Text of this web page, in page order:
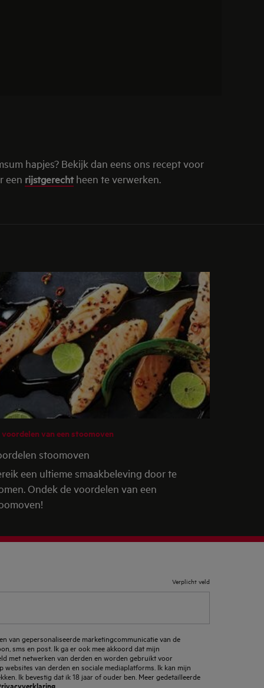
hapjes? Bekijk dan eens ons recept voor
een rijstgerechtheen te verwerken.
voordelen van een stoomoven
stoomoven
een ultieme smaakbeleving door te
Ondek de voordelen van een
Verplicht veld
van gepersonaliseerde marketingcommunicatie van de
sms en post. Ik ga er ook mee akkoord dat mijn
met netwerken van derden en worden gebruikt voor
websites van derden en sociale mediaplatforms. Ik kan mijn
Ik bevestig dat ik 18 jaar of ouder ben. Meer gedetailleerde